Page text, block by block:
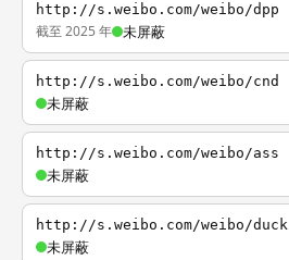
http://s.weibo.com/weibo/dpp
截至 2025 年 未屏蔽
http://s.weibo.com/weibo/cnd
未屏蔽
http://s.weibo.com/weibo/ass
未屏蔽
http://s.weibo.com/weibo/duck
未屏蔽